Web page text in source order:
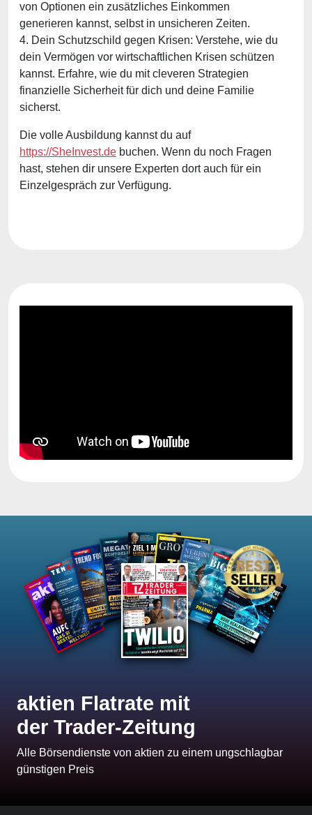
von Optionen ein zusätzliches Einkommen
generieren kannst, selbst in unsicheren Zeiten.
4. Dein Schutzschild gegen Krisen: Verstehe, wie du
dein Vermögen vor wirtschaftlichen Krisen schützen
kannst. Erfahre, wie du mit cleveren Strategien
finanzielle Sicherheit für dich und deine Familie
sicherst.
Die volle Ausbildung kannst du auf
https://SheInvest.de buchen. Wenn du noch Fragen
hast, stehen dir unsere Experten dort auch für ein
Einzelgespräch zur Verfügung.
aktien Flatrate mit
der Trader-Zeitung
Alle Börsendienste von aktien zu einem ungschlagbar
günstigen Preis